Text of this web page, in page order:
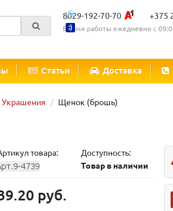
8029-192-70-70 +375
Время работы ежедневно с
Статьи Доставка
Украшения Щенок (брошь)
товара:
Доступность:
Товар в наличии
руб.